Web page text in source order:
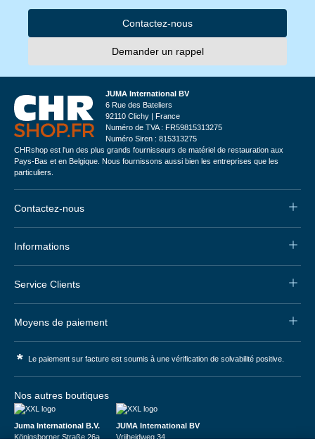
Contactez-nous
Demander un rappel
JUMA International BV
6 Rue des Bateliers
92110 Clichy | France
Numéro de TVA : FR59815313275
Numéro Siren : 815313275
CHRshop est l'un des plus grands fournisseurs de matériel de restauration aux
Pays-Bas et en Belgique. Nous fournissons aussi bien les entreprises que les
particuliers.
Contactez-nous
Informations
Service Clients
Moyens de paiement
* Le paiement sur facture est soumis à une vérification de solvabilité positive.
Nos autres boutiques
Juma International B.V.
Königsborner Straße 26a
JUMA International BV
Vrijheidweg 34